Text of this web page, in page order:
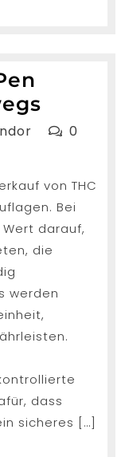
THC
Perfekt
für
Cassian
0
von THC
Bei
darauf,
die
werden
dass
sicheres […]